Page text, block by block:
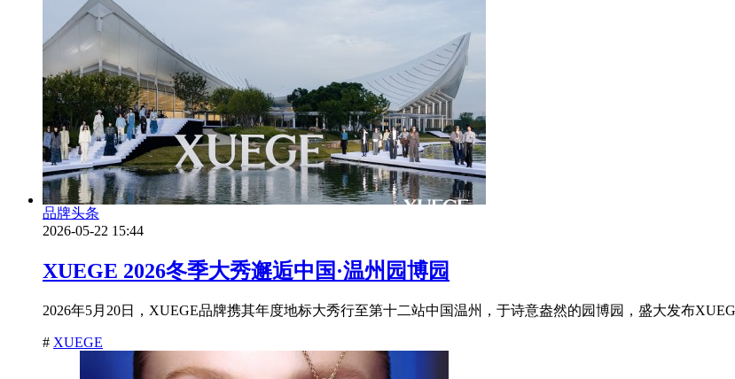
品牌头条
2026-05-22 15:44
XUEGE 2026冬季大秀邂逅中国·温州园博园
2026年5月20日，XUEGE品牌携其年度地标大秀行至第十二站中国温州，于诗意盎然的园博园，盛大发布
# XUEGE